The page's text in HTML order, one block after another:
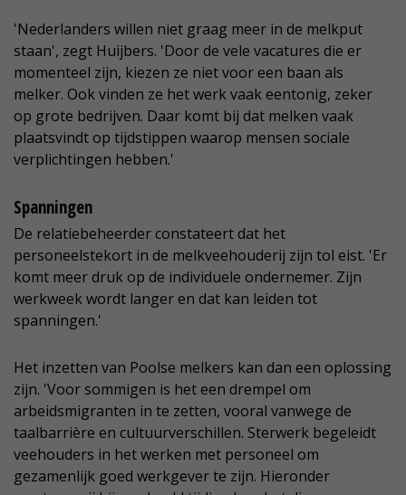
'Nederlanders willen niet graag meer in de melkput
staan', zegt Huijbers. 'Door de vele vacatures die er
momenteel zijn, kiezen ze niet voor een baan als
melker. Ook vinden ze het werk vaak eentonig, zeker
op grote bedrijven. Daar komt bij dat melken vaak
plaatsvindt op tijdstippen waarop mensen sociale
verplichtingen hebben.'
Spanningen
De relatiebeheerder constateert dat het
personeelstekort in de melkveehouderij zijn tol eist. 'Er
komt meer druk op de individuele ondernemer. Zijn
werkweek wordt langer en dat kan leiden tot
spanningen.'
Het inzetten van Poolse melkers kan dan een oplossing
zijn. 'Voor sommigen is het een drempel om
arbeidsmigranten in te zetten, vooral vanwege de
taalbarrière en cultuurverschillen. Sterwerk begeleidt
veehouders in het werken met personeel om
gezamenlijk goed werkgever te zijn. Hieronder